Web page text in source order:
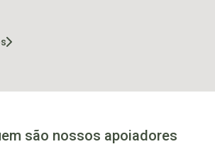
são nossos apoiadores